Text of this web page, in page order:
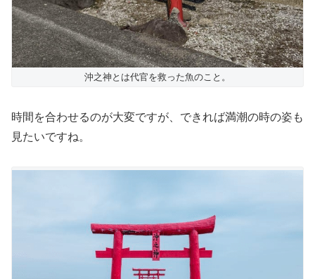
沖之神とは代官を救った魚のこと。
時間を合わせるのが大変ですが、できれば満潮の時の姿も
見たいですね。